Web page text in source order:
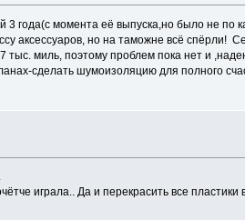
3 года(с момента её выпуска,но было не
аксессуаров, но на таможне всё спёрли!
тыс. миль, поэтому проблем пока нет и
сделать шумоизоляцию для полного
играла.. Да и перекрасить все пластики